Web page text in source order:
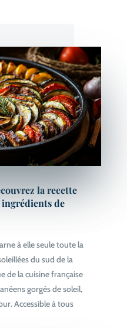
la recette
de
à elle seule toute la
du sud de la
de la cuisine française
gorgés de soleil,
Accessible à tous